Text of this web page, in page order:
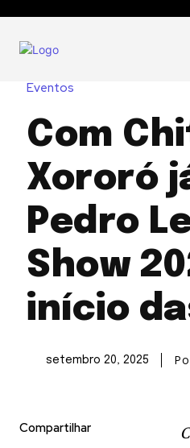
Eventos
Com
Xororó
Pedro
Show
início
setembro 20, 2025
Compartilhar